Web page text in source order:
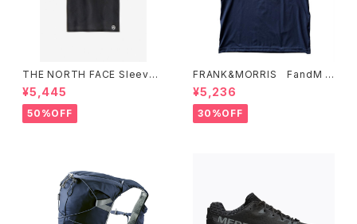
THE NORTH FACE Sleevel
ess Hypervent Crew WOM
EN'S ブラック
¥5,445
50%OFF
FRANK&MORRIS FandM T
ee NV
¥5,236
30%OFF